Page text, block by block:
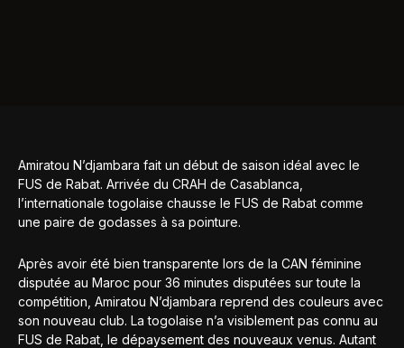
Amiratou N’djambara fait un début de saison idéal avec le
FUS de Rabat. Arrivée du CRAH de Casablanca,
l’internationale togolaise chausse le FUS de Rabat comme
une paire de godasses à sa pointure.
Après avoir été bien transparente lors de la CAN féminine
disputée au Maroc pour 36 minutes disputées sur toute la
compétition, Amiratou N’djambara reprend des couleurs avec
son nouveau club. La togolaise n’a visiblement pas connu au
FUS de Rabat, le dépaysement des nouveaux venus. Autant